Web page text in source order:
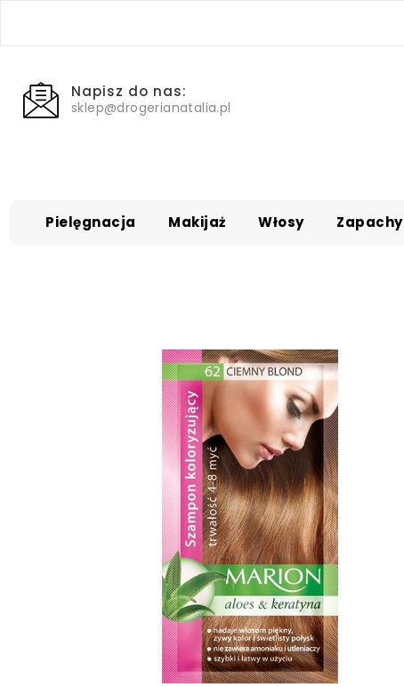
Napisz do nas:
sklep@drogerianatalia.pl
Pielęgnacja Makijaż Włosy Zapachy